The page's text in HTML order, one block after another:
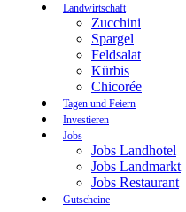
Landwirtschaft
Zucchini
Spargel
Feldsalat
Kürbis
Chicorée
Tagen und Feiern
Investieren
Jobs
Jobs Landhotel
Jobs Landmarkt
Jobs Restaurant
Gutscheine